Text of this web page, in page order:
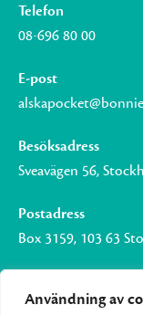
Användning av
Telefon
08-696 80 00
E-post
Besöksadress
Sveavägen 56,
Postadress
Box 3159, 103 63